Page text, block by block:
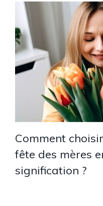
Comment
fête des mères
signification ?